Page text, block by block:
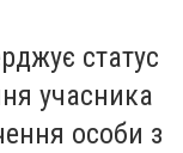
статус
учасника
особи з